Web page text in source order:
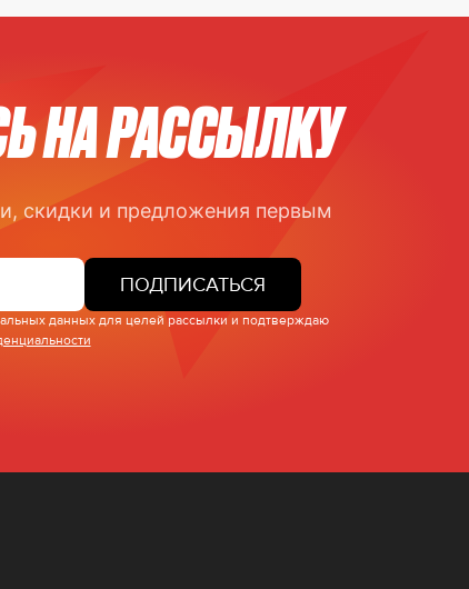
НА РАССЫЛКУ
скидки и предложения первым
ПОДПИСАТЬСЯ
данных для целей рассылки и подтверждаю